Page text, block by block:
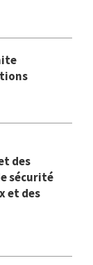
des
sécurité
et des